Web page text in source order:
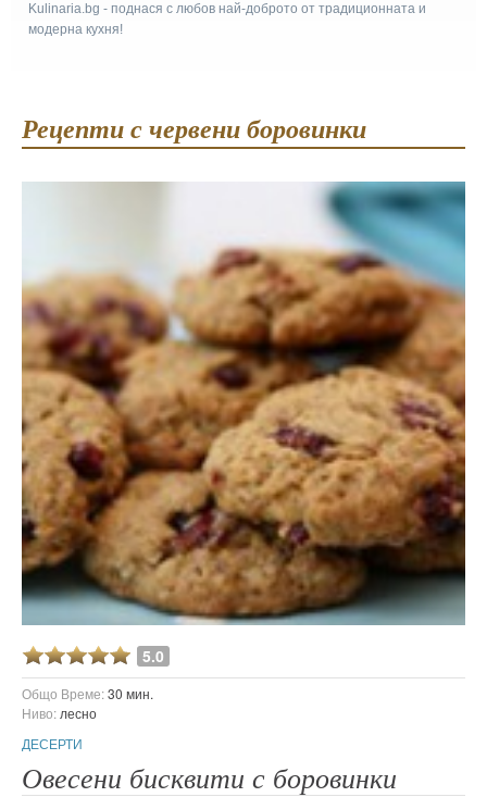
Kulinaria.bg - поднася с любов най-доброто от традиционната и
модерна кухня!
Рецепти с червени боровинки
5.0
Общо Време:30 мин.
Ниво: лесно
ДЕСЕРТИ
Овесени бисквити с боровинки